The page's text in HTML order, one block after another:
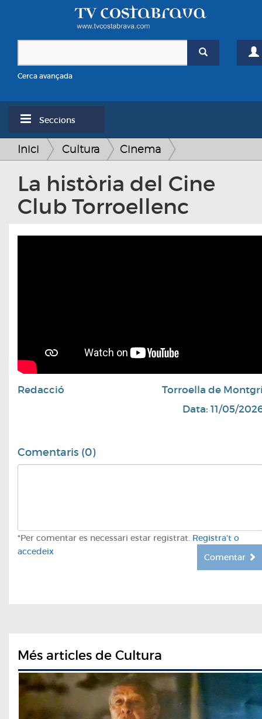
Cerca avançada
Seccions
Inici Cultura Cinema
La història del Cine
Club Torroellenc
Redacció
Torroella de
Data: 11/05/
Comentaris (0)
*Per comentar es necessari estar registrat. Registra't o
accedeix
Comentar
Més articles de Cultura